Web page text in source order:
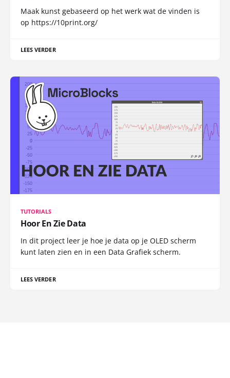
Maak kunst gebaseerd op het werk wat de vinden is
op https://10print.org/
LEES VERDER
TUTORIALS
Hoor En Zie Data
In dit project leer je hoe je data op je OLED scherm
kunt laten zien en in een Data Grafiek scherm.
LEES VERDER